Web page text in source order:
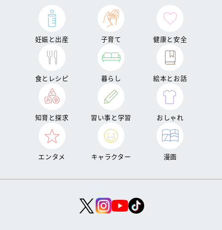
妊娠と出産 子育て 健康と安全
食とレシピ 暮らし 絵本とお話
知育と探求 習い事と学習 おしゃれ
エンタメ キャラクター 漫画